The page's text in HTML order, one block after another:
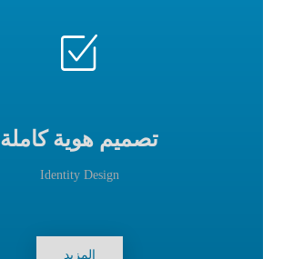
تصميم هوية كاملة
Identity Design
المزيد